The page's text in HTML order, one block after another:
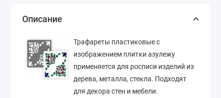
Описание
Трафареты пластиковые с
изображением плитки азулежу
применяется для росписи изделий из
дерева, металла, стекла. Подходят
для декора стен и мебели.